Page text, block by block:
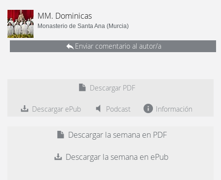
MM. Dominicas
Monasterio de Santa Ana (Murcia)
Enviar comentario al autor/a
Descargar PDF
Descargar ePub Podcast Información
Descargar la semana en PDF
Descargar la semana en ePub